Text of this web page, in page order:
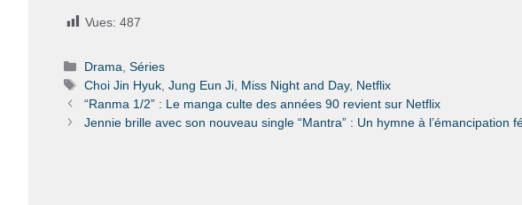
Vues: 487
Catégories
Drama ,Séries
Étiquettes
Choi Jin Hyuk ,Jung Eun Ji Miss Night and Day, Netflix
“Ranma 1/2” : Le manga culte des années 90 revient sur Netflix
Jennie brille avec son nouveau single “Mantra” : Un hymne à l’émancipation